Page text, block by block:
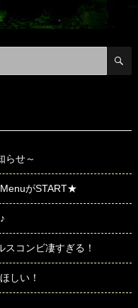
らせ～
がSTART★
スコンビ凄すぎる！
しい！